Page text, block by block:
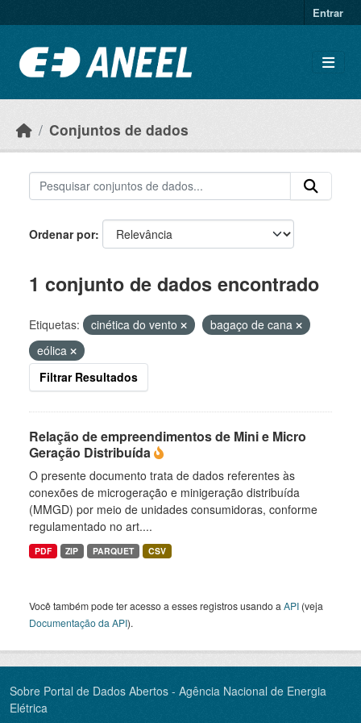
Entrar
Conjuntos de dados
Ordenar por
1 conjunto de dados encontrado
Etiquetas: cinética do vento
bagaço de cana
eólica
Filtrar Resultados
Relação de empreendimentos de Mini e Micro
Geração Distribuída
O presente documento trata de dados referentes às
conexões de microgeração e minigeração distribuída
(MMGD) por meio de unidades consumidoras, conforme
regulamentado no art....
PDF ZIP PARQUET CSV
Você também pode ter acesso a esses registros usando a API (veja
Documentação da API).
Sobre Portal de Dados Abertos - Agência Nacional de Energia
Elétrica